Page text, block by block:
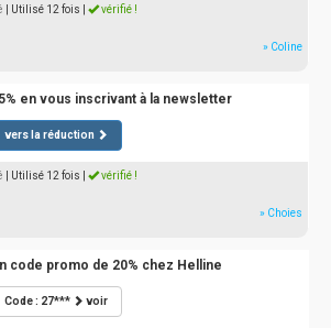
| Utilisé 12 fois vérifié !
» Coline
en vous inscrivant à la newsletter
vers la réduction
| Utilisé 12 fois vérifié !
» Choies
code promo de 20% chez Helline
Code : 27*** voir